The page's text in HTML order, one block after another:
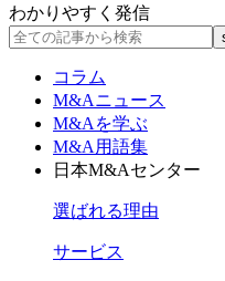
わかりやすく発信
コラム
M&Aニュース
M&Aを学ぶ
M&A用語集
日本M&Aセンター
選ばれる理由
サービス